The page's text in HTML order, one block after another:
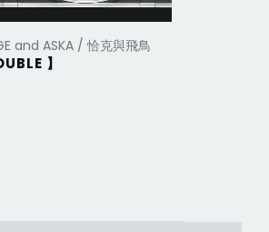
and ASKA / 恰克與飛鳥
】